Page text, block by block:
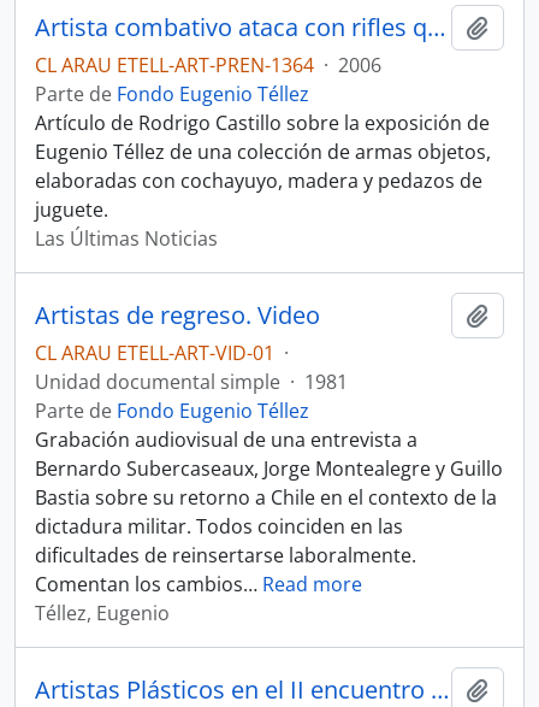
Artista combativo ataca con rifles que no disparan. Artículo
CL ARAU ETELL-ART-PREN-1364 · 2006
Parte de Fondo Eugenio Téllez
Artículo de Rodrigo Castillo sobre la exposición de
Eugenio Téllez de una colección de armas objetos,
elaboradas con cochayuyo, madera y pedazos de
juguete.
Las Últimas Noticias
Artistas de regreso. Video
CL ARAU ETELL-ART-VID-01 ·
Unidad documental simple · 1981
Parte de Fondo Eugenio Téllez
Grabación audiovisual de una entrevista a
Bernardo Subercaseaux, Jorge Montealegre y Guillo
Bastia sobre su retorno a Chile en el contexto de la
dictadura militar. Todos coinciden en las
dificultades de reinsertarse laboralmente.
Comentan los cambios… Read more
Téllez, Eugenio
Artistas Plásticos en el II encuentro de intelectuales. Lista